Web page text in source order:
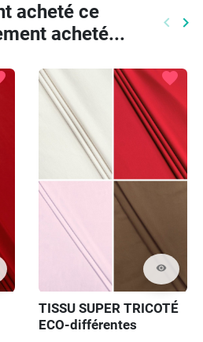
acheté ce
acheté...
keyboard_arrow_left keyboard_arrow_right
visibility
favorite
TISSU SUPER TRICOTÉ
ECO-différentes